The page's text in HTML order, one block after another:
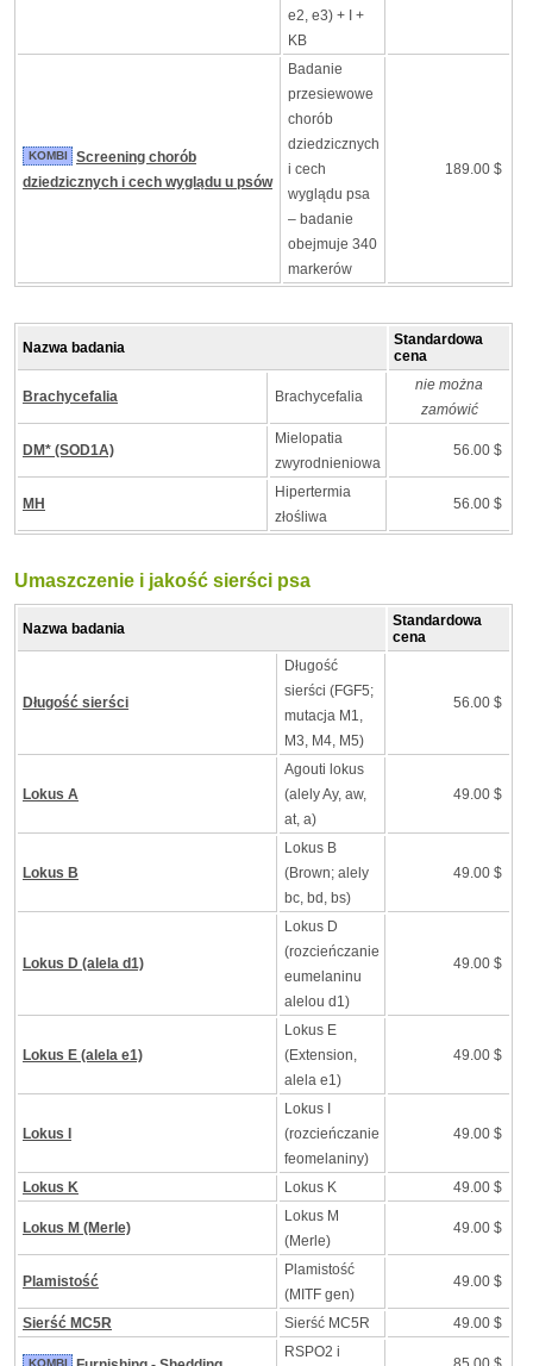
e2, e3) + I +
KB
KOMBI
Screening chorób
dziedzicznych i cech wyglądu u psów
Badanie
przesiewowe
chorób
dziedzicznych
i cech
wyglądu psa
– badanie
obejmuje 340
markerów
189.00 $
Nazwa badania
Standardowa
cena
Brachycefalia Brachycefalia
nie można
zamówić
DM* (SOD1A)
Mielopatia
zwyrodnieniowa
56.00 $
MH
Hipertermia
złośliwa
56.00 $
Umaszczenie i jakość sierści psa
Nazwa badania
Standardowa
cena
Długość sierści
Długość
sierści (FGF5;
mutacja M1,
M3, M4, M5)
56.00 $
Lokus A
Agouti lokus
(alely Ay, aw,
at, a)
49.00 $
Lokus B
Lokus B
(Brown; alely
bc, bd, bs)
49.00 $
Lokus D (alela d1)
Lokus D
(rozcieńczanie
eumelaninu
alelou d1)
49.00 $
Lokus E (alela e1)
Lokus E
(Extension,
alela e1)
49.00 $
Lokus I
Lokus I
(rozcieńczanie
feomelaniny)
49.00 $
Lokus K Lokus K 49.00 $
Lokus M (Merle)
Lokus M
(Merle)
49.00 $
Plamistość
Plamistość
(MITF gen)
49.00 $
Sierść MC5R Sierść MC5R 49.00 $
KOMBI
RSPO2 i